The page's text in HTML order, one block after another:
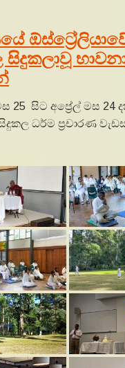
සිදුකලාවූ
25 සිට අප්‍රේල් මස 24
ධර්ම ප්‍රචාරණ